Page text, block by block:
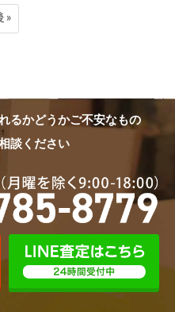
»
るかどうかご不安なもの
談ください